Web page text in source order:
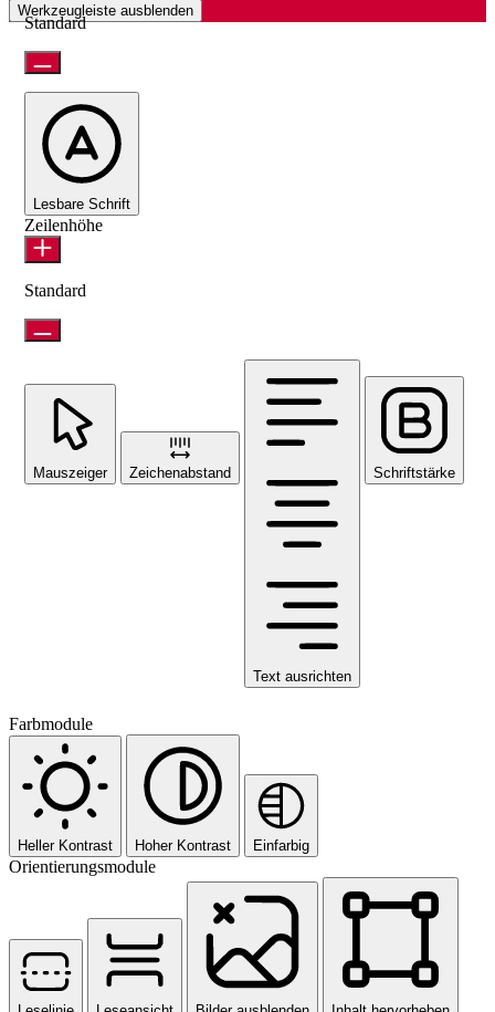
Werkzeugleiste ausblenden
Standard
Lesbare Schrift
Zeilenhöhe
Standard
Mauszeiger Zeichenabstand
Text ausrichten
Schriftstärke
Farbmodule
Heller Kontrast Hoher Kontrast Einfarbig
Orientierungsmodule